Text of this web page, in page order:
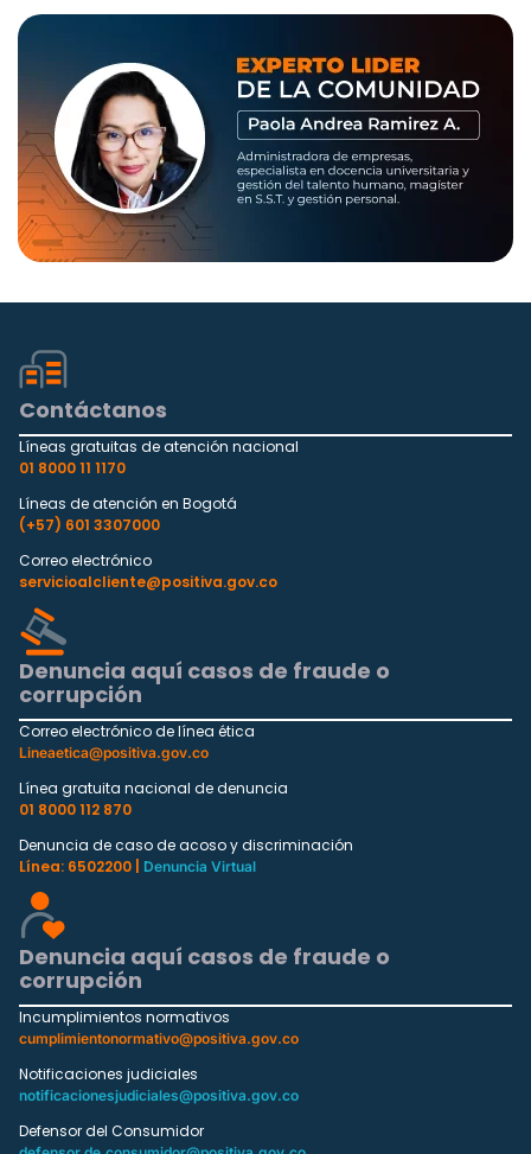
Contáctanos
Líneas gratuitas de atención nacional
01 8000 11 1170
Líneas de atención en Bogotá
(+57) 601 3307000
Correo electrónico
servicioalcliente@positiva.gov.co
Denuncia aquí casos de fraude o
corrupción
Correo electrónico de línea ética
Lineaetica@positiva.gov.co
Línea gratuita nacional de denuncia
01 8000 112 870
Denuncia de caso de acoso y discriminación
Línea: 6502200 |
Denuncia Virtual
Denuncia aquí casos de fraude o
corrupción
Incumplimientos normativos
cumplimientonormativo@positiva.gov.co
Notificaciones judiciales
notificacionesjudiciales@positiva.gov.co
Defensor del Consumidor